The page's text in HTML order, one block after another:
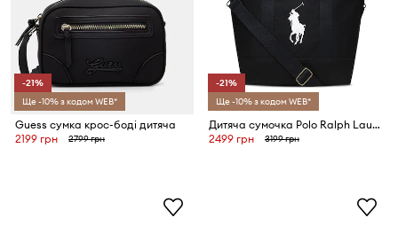
-21%
Ще -10% з кодом WEB*
Guess сумка крос-боді дитяча
2199 грн
2799 грн
-21%
Ще -10% з кодом WEB*
Дитяча сумочка Polo Ralph Lauren
2499 грн
3199 грн